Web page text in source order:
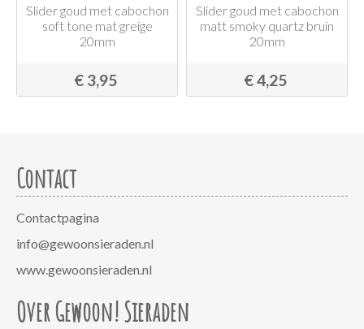
Slider goud met cabochon
soft tone mat greige
20mm
€ 3,95
Slider goud met cabochon
matt smoky quartz bruin
20mm
€ 4,25
Contact
Contactpagina
info@gewoonsieraden.nl
www.gewoonsieraden.nl
Over Gewoon! Sieraden